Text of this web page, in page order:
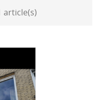
article(s)